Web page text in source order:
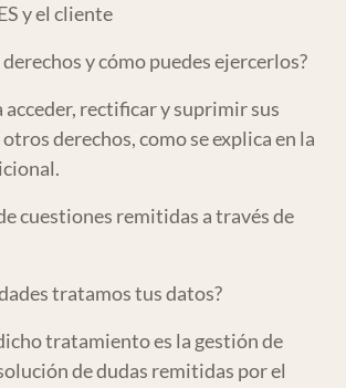
y el cliente
y cómo puedes ejercerlos?
acceder, rectificar y suprimir sus
derechos, como se explica en la
cuestiones remitidas a través de
tratamos tus datos?
tratamiento es la gestión de
de dudas remitidas por el